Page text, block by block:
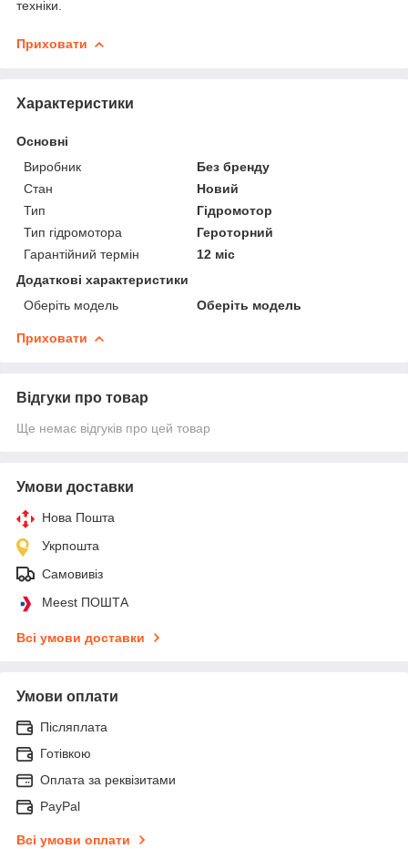
техніки.
Приховати
Характеристики
Основні
Виробник
Без бренду
Стан
Новий
Тип
Гідромотор
Тип гідромотора
Героторний
Гарантійний термін
12 міс
Додаткові характеристики
Оберіть модель
Оберіть модель
Приховати
Відгуки про товар
Ще немає відгуків про цей товар
Умови доставки
Нова Пошта
Укрпошта
Самовивіз
Meest ПОШТА
Всі умови доставки
Умови оплати
Післяплата
Готівкою
Оплата за реквізитами
PayPal
Всі умови оплати